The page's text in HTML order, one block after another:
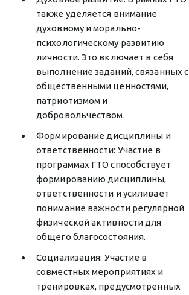
также уделяется внимание
духовному и морально-
психологическому развитию
личности. Это включает в себя
выполнение заданий, связанных с
общественными ценностями,
патриотизмом и
добровольчеством.
Формирование дисциплины и
ответственности: Участие в
программах ГТО способствует
формированию дисциплины,
ответственности и усиливает
понимание важности регулярной
физической активности для
общего благосостояния.
Социализация: Участие в
совместных мероприятиях и
тренировках, предусмотренных